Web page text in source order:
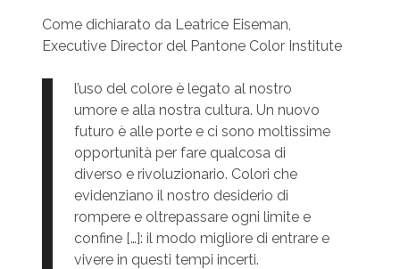
Come dichiarato da Leatrice Eiseman,
Executive Director del Pantone Color Institute
l’uso del colore è legato al nostro
umore e alla nostra cultura. Un nuovo
futuro è alle porte e ci sono moltissime
opportunità per fare qualcosa di
diverso e rivoluzionario. Colori che
evidenziano il nostro desiderio di
rompere e oltrepassare ogni limite e
confine […]: il modo migliore di entrare e
vivere in questi tempi incerti.